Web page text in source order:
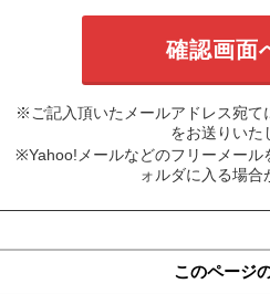
※ご記入頂いたメールアドレス宛て
をお送りいた
※Yahoo!メールなどのフリーメール
ォルダに入る場合
このページ